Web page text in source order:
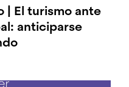
| El turismo ante
anticiparse